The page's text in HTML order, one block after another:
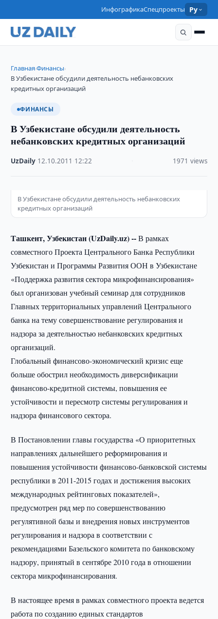
ИнфографикаСпецпроекты Ру
Главная›Финансы›
В Узбекистане обсудили деятельность небанковских
кредитных организаций
ФИНАНСЫ
В Узбекистане обсудили деятельность
небанковских кредитных организаций
UzDaily 12.10.2011 12:22 1971 views
В Узбекистане обсудили деятельность небанковских
кредитных организаций
Ташкент, Узбекистан (UzDaily.uz) --В рамках
совместного Проекта Центрального Банка Республики
Узбекистан и Программы Развития ООН в Узбекистане
«Поддержка развития сектора микрофинансирования»
был организован учебный семинар для сотрудников
Главных территориальных управлений Центрального
банка на тему совершенствование регулирования и
надзора за деятельностью небанковских кредитных
организаций.
Глобальный финансово-экономический кризис еще
больше обострил необходимость диверсификации
финансово-кредитной системы, повышения ее
устойчивости и пересмотр системы регулирования и
надзора финансового сектора.
В Постановлении главы государства «О приоритетных
направлениях дальнейшего реформирования и
повышения устойчивости финансово-банковской системы
республики в 2011-2015 годах и достижения высоких
международных рейтинговых показателей»,
предусмотрен ряд мер по совершенствованию
регулятивной базы и внедрения новых инструментов
регулирования и надзора в соответствии с
рекомендациями Базельского комитета по банковскому
надзору, принятый в сентябре 2010 года в отношении
сектора микрофинансирования.
В настоящее время в рамках совместного проекта ведется
работа по созданию единых стандартов